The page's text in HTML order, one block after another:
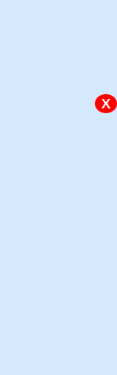
X